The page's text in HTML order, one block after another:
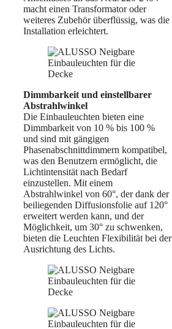
macht einen Transformator oder
weiteres Zubehör überflüssig, was die
Installation erleichtert.
Dimmbarkeit und einstellbarer
Abstrahlwinkel
Die Einbauleuchten bieten eine
Dimmbarkeit von 10 % bis 100 %
und sind mit gängigen
Phasenabschnittdimmern kompatibel,
was den Benutzern ermöglicht, die
Lichtintensität nach Bedarf
einzustellen. Mit einem
Abstrahlwinkel von 60°, der dank der
beiliegenden Diffusionsfolie auf 120°
erweitert werden kann, und der
Möglichkeit, um 30° zu schwenken,
bieten die Leuchten Flexibilität bei der
Ausrichtung des Lichts.